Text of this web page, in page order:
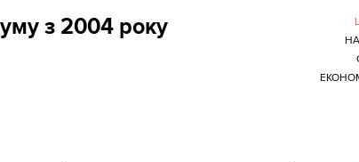
з 2004 року